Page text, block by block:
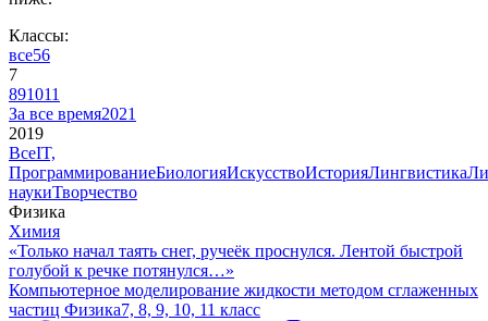
Классы:
все56
7
891011
За все время2021
2019
ВсеIT,
ПрограммированиеБиологияИскусствоИсторияЛингвистика
наукиТворчество
Физика
Химия
«Только начал таять снег, ручеёк проснулся. Лентой быстрой
голубой к речке потянулся…»
Компьютерное моделирование жидкости методом сглаженных
частиц Физика7, 8, 9, 10, 11 класс